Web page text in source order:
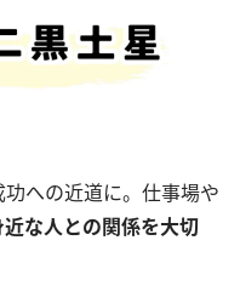
への近道に。仕事場や
近な人との関係を大切